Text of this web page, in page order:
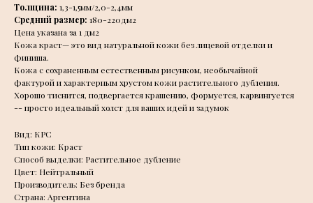
Толщина: 1,3-1,5мм/2,0-2,4мм
Средний размер: 180-220дм2
Цена указана за 1 дм2
Кожа краст— это вид натуральной кожи без лицевой отделки и
финиша.
Кожа с сохраненным естественным рисунком, необычайной
фактурой и характерным хрустом кожи растительного дубления.
Хорошо тиснится, подвергается крашению, формуется, карвингуется
-- просто идеальный холст для ваших идей и задумок
Вид: КРС
Тип кожи: Краст
Способ выделки: Растительное дубление
Цвет: Нейтральный
Производитель: Без бренда
Страна: Аргентина